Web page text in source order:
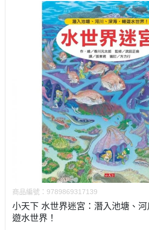
商品編號： 9789869317139
小天下 水世界迷宮：潛入池塘、
遊水世界！